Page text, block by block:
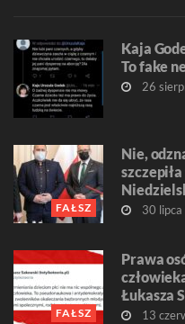
Kaja
To fake
26
FAŁSZ
Nie,
30
FAŁSZ
Prawa
Łukasza
13